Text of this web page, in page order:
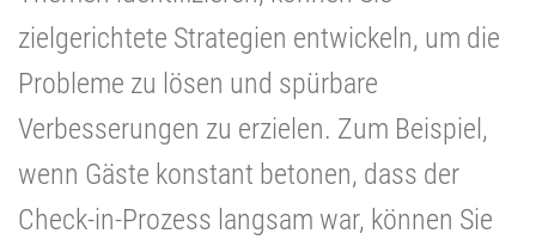
zielgerichtete Strategien entwickeln, um die
Probleme zu lösen und spürbare
Verbesserungen zu erzielen. Zum Beispiel,
wenn Gäste konstant betonen, dass der
Check-in-Prozess langsam war, können Sie